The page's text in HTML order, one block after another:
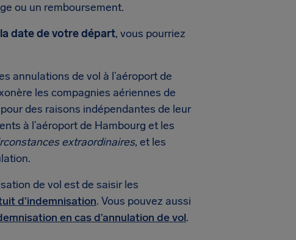
ou un remboursement.
date de votre départ, vous pourriez
annulations de vol à l’aéroport de
les compagnies aériennes de
des raisons indépendantes de leur
à l’aéroport de Hambourg et les
extraordinaires, et les
de vol est de saisir les
d’indemnisation. Vous pouvez aussi
en cas d’annulation de vol.